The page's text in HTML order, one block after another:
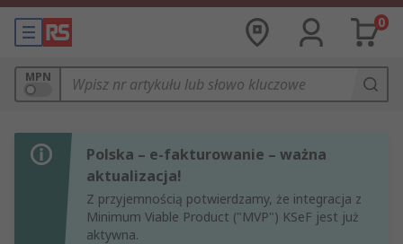
0
MPN
Polska – e-fakturowanie – ważna
aktualizacja!
Z przyjemnością potwierdzamy, że integracja z
Minimum Viable Product ("MVP") KSeF jest już
aktywna.